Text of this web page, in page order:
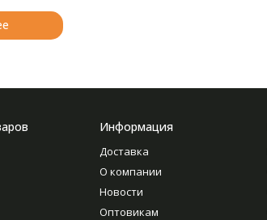
Информация
Доставка
О компании
Новости
Оптовикам